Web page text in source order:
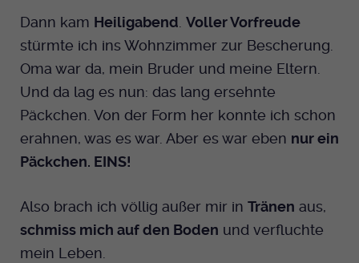
Dann kam Heiligabend. Voller Vorfreude
stürmte ich ins Wohnzimmer zur Bescherung.
Oma war da, mein Bruder und meine Eltern.
Und da lag es nun: das lang ersehnte
Päckchen. Von der Form her konnte ich schon
erahnen, was es war. Aber es war eben nur ein
Päckchen. EINS!
Also brach ich völlig außer mir in Tränen aus,
schmiss mich auf den Boden und verfluchte
mein Leben.